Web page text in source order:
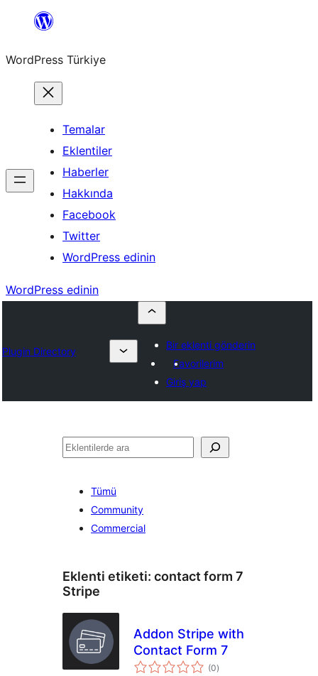
İçeriğe
WordPress Türkiye
Temalar
Eklentiler
Haberler
Hakkında
Facebook
Twitter
WordPress edinin
WordPress edinin
Plugin Directory
Bir eklenti gönderin
Favorilerim
Giriş yap
Ara
Tümü
Community
Commercial
Eklenti etiketi: contact form 7
Stripe
Addon Stripe with
Contact Form 7
(0toplam
puan
)